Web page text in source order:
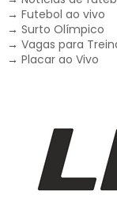
→ Futebol ao vivo
→ Surto Olímpico
→ Vagas para
→ Placar ao Vivo